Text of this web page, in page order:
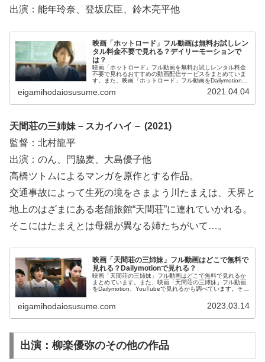
出演：能年玲奈、登坂広臣、鈴木亮平他
映画「ホットロード」フル動画は無料お試しレン
タル料金不要で見れる？デイリーモーションで
は？
映画「ホットロード」フル動画を無料お試しレンタル料金
不要で見れるおすすめの動画配信サービスをまとめていま
す。また、映画「ホットロード」フル動画をDailymotion、
映画「ホットロード」の作品情報やあらすじについてもお
見る前の予備知識として役立ててください。
eigamihodaiosusume.com 2021.04.04
天間荘の三姉妹－スカイハイ－ (2021)
監督：北村龍平
出演：のん、門脇麦、大島優子他
高橋ツトムによるマンガを原作とする作品。
交通事故によって生死の境をさまよう川たまえは、天界と
地上のはざまにある老舗旅館“天間荘”に連れていかれる。
そこにはたまえとは母親が異なる姉たちがいて…。
映画「天間荘の三姉妹」フル動画はどこで無料で
見れる？Dailymotionで見れる？
映画「天間荘の三姉妹」フル動画はどこで無料で見れるか
まとめています。また、映画「天間荘の三姉妹」フル動画
をDailymotion、YouTubeで見れるかも調べています。そし
てもお伝えしていますので、動画配信サービス選びや映画
本編を見る前の予備知識として役立ててください。
eigamihodaiosusume.com 2023.03.14
出演：柳楽優弥のその他の作品